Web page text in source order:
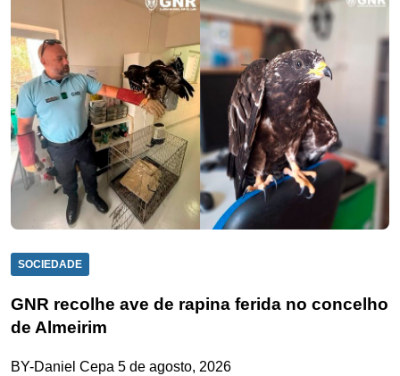
SOCIEDADE
GNR recolhe ave de rapina ferida no concelho
de Almeirim
BY-Daniel Cepa 5 de agosto, 2026